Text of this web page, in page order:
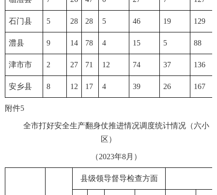
石门县 5 28 28 5 46 19 129
澧县 9 14 78 4 15 5 88
津市市 2 27 71 12 74 37 136
安乡县 8 12 17 4 39 26 167
附件5
全市打好安全生产翻身仗推进情况调度统计情况（六小
区）
（2023年8月）
县级领导督导检查方面